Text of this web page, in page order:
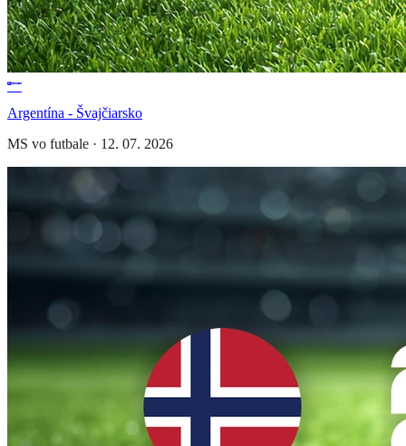
Argentína - Švajčiarsko
MS vo futbale · 12. 07. 2026